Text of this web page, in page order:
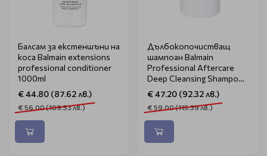
Балсам за екстеншъни на
коса Balmain extensions
professional conditioner
1000ml
€ 44.80 (87.62 лв.)
€ 56.00 (109.53 лв.)
Дълбокопочистващ
шампоан Balmain
Professional Aftercare
Deep Cleansing Shampoo
1lit
€ 47.20 (92.32 лв.)
€ 59.00 (115.39 лв.)